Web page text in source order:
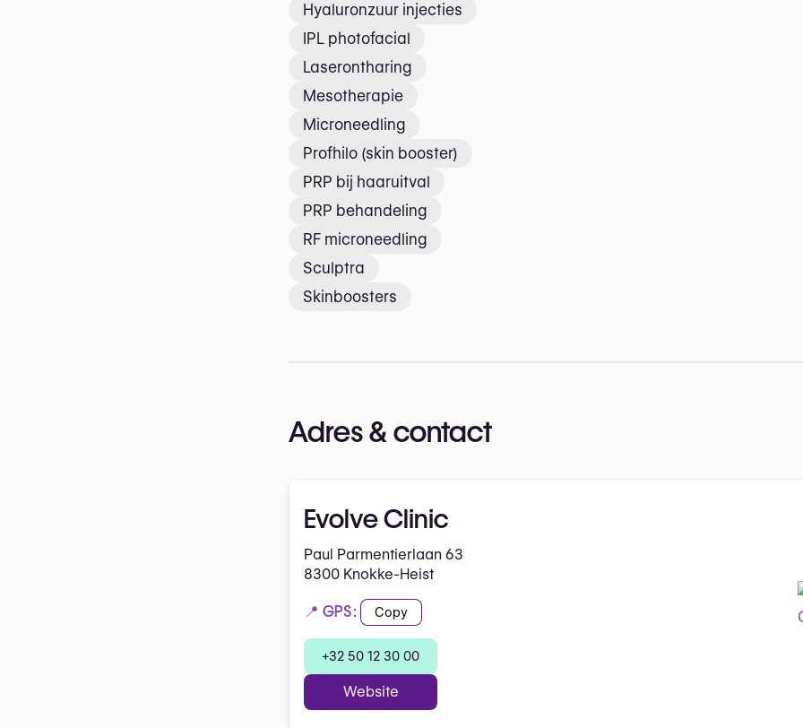
Hyaluronzuur injecties
IPL photofacial
Laserontharing
Mesotherapie
Microneedling
Profhilo (skin booster)
PRP bij haaruitval
PRP behandeling
RF microneedling
Sculptra
Skinboosters
Adres & contact
Evolve Clinic
Paul Parmentierlaan 63
8300 Knokke-Heist
📍 GPS: Copy
+32 50 12 30 00
Website